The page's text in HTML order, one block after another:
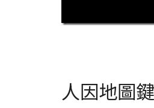
人因地圖